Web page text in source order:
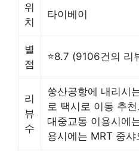
위
치
타이베이
별
점
⭐8.7 (9106건의 리
리
뷰
수
쑹산공항에 내리시
로 택시로 이동 추
대중교통 이용시에
용시에는 MRT 중